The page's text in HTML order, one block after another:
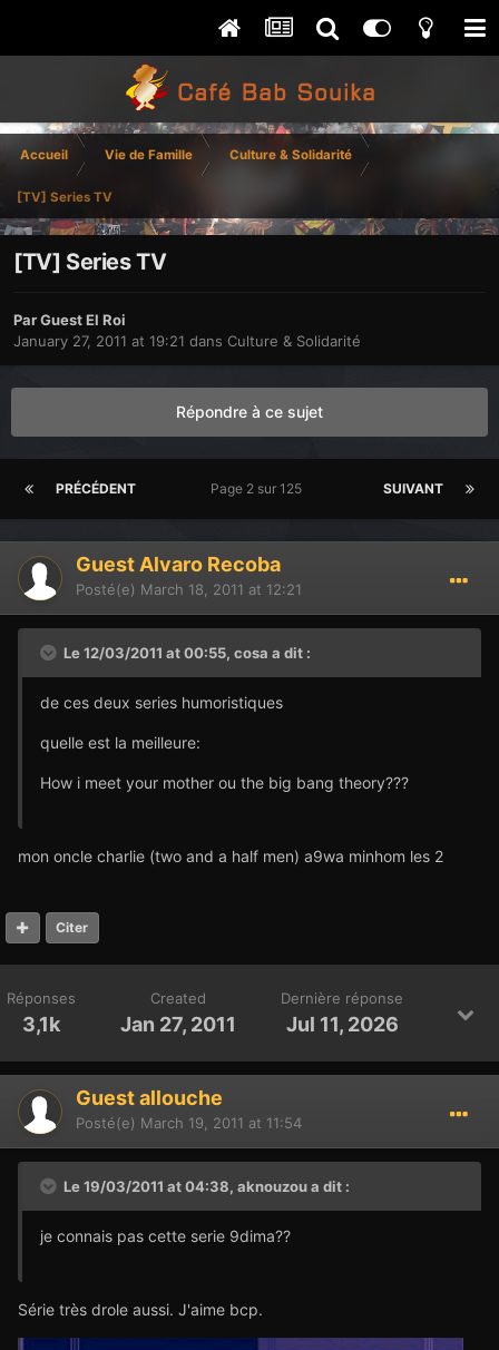
Accueil Vie de Famille Culture & Solidarité
[TV] Series TV
[TV] Series TV
Par Guest El Roi
January 27, 2011 at 19:21 dans Culture & Solidarité
Répondre à ce sujet
PRÉCÉDENT SUIVANT
Page 2 sur 125
Guest Alvaro Recoba
Posté(e) March 18, 2011 at 12:21
Le 12/03/2011 at 00:55, cosa a dit :
de ces deux series humoristiques
quelle est la meilleure:
How i meet your mother ou the big bang theory???
mon oncle charlie (two and a half men) a9wa minhom les 2
Citer
Réponses
3,1k
Created
Jan 27, 2011
Dernière réponse
Jul 11, 2026
Guest allouche
Posté(e) March 19, 2011 at 11:54
Le 19/03/2011 at 04:38, aknouzou a dit :
je connais pas cette serie 9dima??
Série très drole aussi. J'aime bcp.